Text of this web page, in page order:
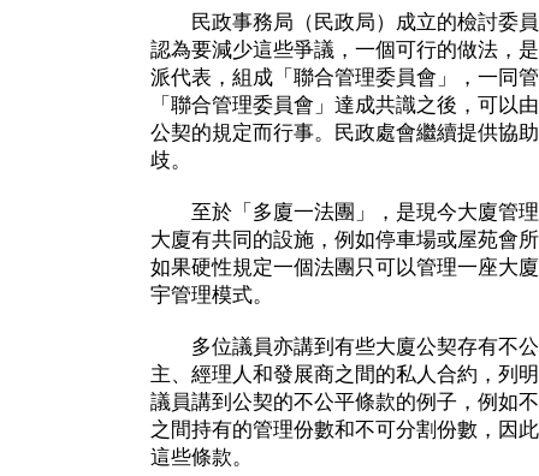
民政事務局（民政局）成立的檢討委員
認為要減少這些爭議，一個可行的做法，
派代表，組成「聯合管理委員會」，一同
「聯合管理委員會」達成共識之後，可以
公契的規定而行事。民政處會繼續提供協
歧。
至於「多廈一法團」，是現今大廈管理
大廈有共同的設施，例如停車場或屋苑會
如果硬性規定一個法團只可以管理一座大
宇管理模式。
多位議員亦講到有些大廈公契存有不公
主、經理人和發展商之間的私人合約，列
議員講到公契的不公平條款的例子，例如
之間持有的管理份數和不可分割份數，因
這些條款。